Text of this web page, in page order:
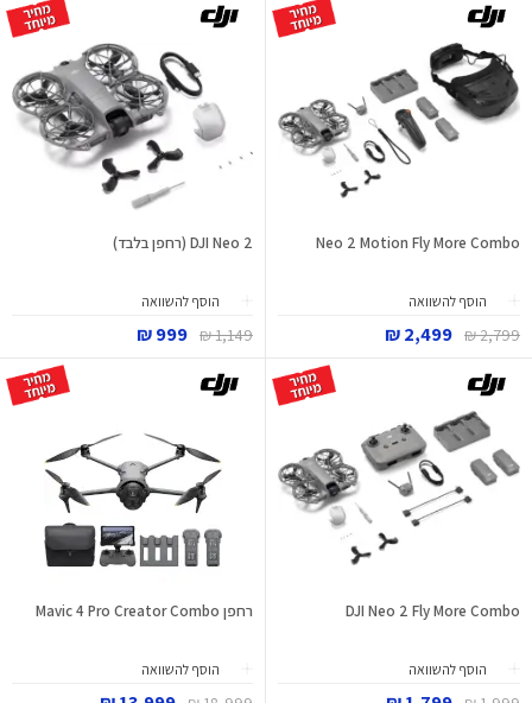
Neo 2 Motion Fly More Combo
הוסף להשוואה
2,799 ₪
2,499 ₪
DJI Neo 2 (רחפן בלבד)
הוסף להשוואה
1,149 ₪
999 ₪
DJI Neo 2 Fly More Combo
הוסף להשוואה
רחפן Mavic 4 Pro Creator Combo
הוסף להשוואה